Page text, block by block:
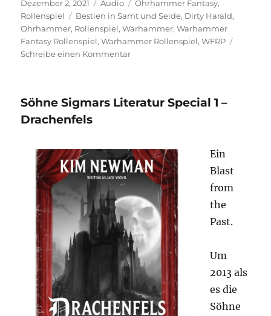
Veröffentlicht
am
Dezember 2, 2021 Format
Audio Kategorien
Ohrhammer Fantasy,
Rollenspiel
Schlagwörter
Bestien in Samt und Seide, Dirty Harald,
Ohrhammer, Rollenspiel,Warhammer,Warhammer
Fantasy Rollenspiel,Warhammer Rollenspiel,WFRP
Schreibe einen Kommentarzu
Special
in
Samt
Seide
Söhne Sigmars Literatur Special 1 –
Drachenfels
Ein
Blast
from
the
Past.
Um
2013 als
es die
Söhne